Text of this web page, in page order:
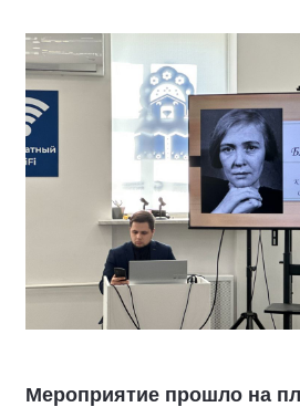
Мероприятие прошло на